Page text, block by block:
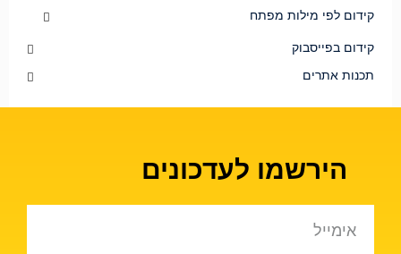
קידום לפי מילות מפתח
קידום בפייסבוק
תכנות אתרים
הירשמו לעדכונים